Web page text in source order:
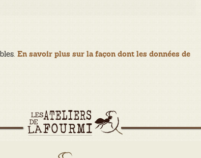
En savoir plus sur la façon dont les données de